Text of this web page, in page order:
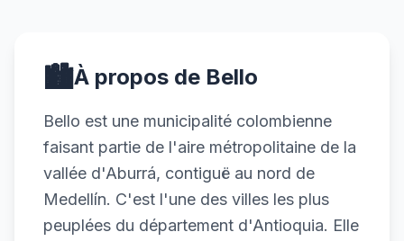
🏙️À propos de Bello
Bello est une municipalité colombienne
faisant partie de l'aire métropolitaine de la
vallée d'Aburrá, contiguë au nord de
Medellín. C'est l'une des villes les plus
peuplées du département d'Antioquia. Elle